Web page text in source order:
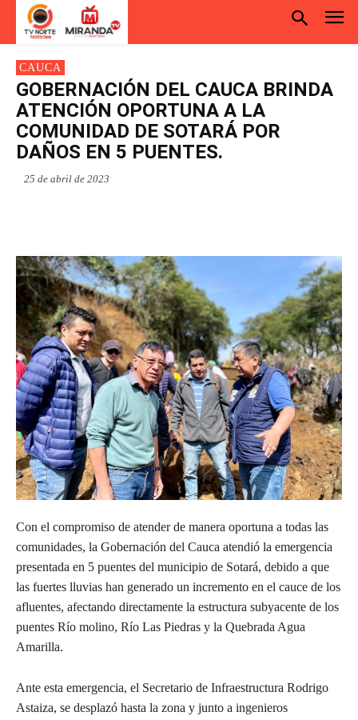
CAUCA
GOBERNACIÓN DEL CAUCA BRINDA
ATENCIÓN OPORTUNA A LA
COMUNIDAD DE SOTARÁ POR
DAÑOS EN 5 PUENTES.
25 de abril de 2023
Con el compromiso de atender de manera oportuna a todas las
comunidades, la Gobernación del Cauca atendió la emergencia
presentada en 5 puentes del municipio de Sotará, debido a que
las fuertes lluvias han generado un incremento en el cauce de los
afluentes, afectando directamente la estructura subyacente de los
puentes Río molino, Río Las Piedras y la Quebrada Agua
Amarilla.
Ante esta emergencia, el Secretario de Infraestructura Rodrigo
Astaiza, se desplazó hasta la zona y junto a ingenieros